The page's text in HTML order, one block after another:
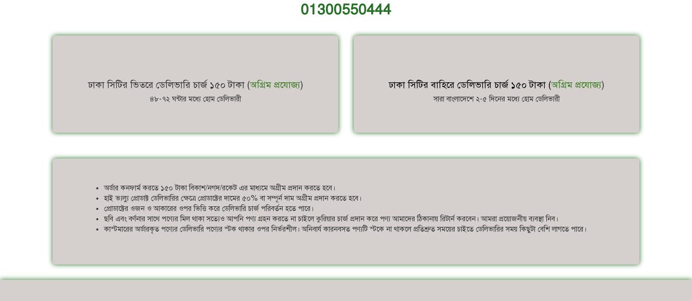
01300550444
ঢাকা সিটির ভিতরে ডেলিভারি চার্জ ১৫০ টাকা (অগ্রিম প্রযোজ্য)
৪৮-৭২ ঘন্টার মধ্যে হোম ডেলিভারী
ঢাকা সিটির বাহিরে ডেলিভারি চার্জ ১৫০ টাকা (অগ্রিম প্রযোজ্য)
সারা বাংলাদেশে ২-৫ দিনের মধ্যে হোম ডেলিভারী
অর্ডার কনফার্ম করতে ১৫০ টাকা বিকাশ/নগদ/রকেট এর মাধ্যমে অগ্রীম প্রদান করতে হবে।
হাই ভ্যল্যু প্রোডাক্ট ডেলিভারির ক্ষেত্রে প্রোডাক্টের দামের ৫০% বা সম্পূর্ন দাম অগ্রীম প্রদান করতে হবে।
প্রোডাক্টের ওজন ও আকারের ওপর ভিত্তি করে ডেলিভারি চার্জ পরিবর্তন হতে পারে।
ছবি এবং বর্ণনার সাথে পণ্যের মিল থাকা সত্যেও আপনি পণ্য গ্রহন করতে না চাইলে কুরিয়ার চার্জ প্রদান করে পণ্য আমাদের ঠিকানায় রিটার্ন করবেন। আমরা প্রয়োজনীয় ব্যবস্থা নিব।
কাস্টমারের অর্ডারকৃত পণ্যের ডেলিভারি পণ্যের স্টক থাকার ওপর নির্ভরশীল। অনিবার্য কারনবসত পণ্যটি স্টকে না থাকলে প্রতিশ্রুত সময়ের চাইতে ডেলিভারির সময় কিছুটা বেশি লাগতে পারে।